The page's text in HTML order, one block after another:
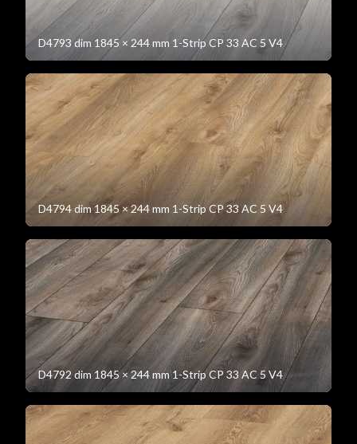
D4793 dim 1845 × 244 mm 1-Strip CP 33 AC 5 V4
D4794 dim 1845 × 244 mm 1-Strip CP 33 AC 5 V4
D4792 dim 1845 × 244 mm 1-Strip CP 33 AC 5 V4